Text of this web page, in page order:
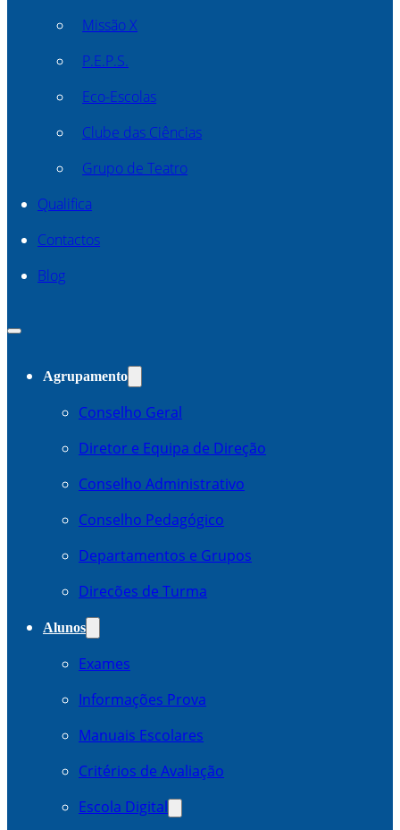
Missão X
P.E.P.S.
Eco-Escolas
Clube das Ciências
Grupo de Teatro
Qualifica
Contactos
Blog
Agrupamento
Conselho Geral
Diretor e Equipa de Direção
Conselho Administrativo
Conselho Pedagógico
Departamentos e Grupos
Direcões de Turma
Alunos
Exames
Informações Prova
Manuais Escolares
Critérios de Avaliação
Escola Digital